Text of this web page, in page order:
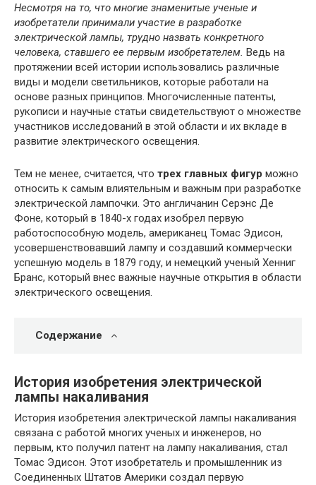
Несмотря на то, что многие знаменитые ученые и
изобретатели принимали участие в разработке
электрической лампы, трудно назвать конкретного
человека, ставшего ее первым изобретателем. Ведь на
протяжении всей истории использовались различные
виды и модели светильников, которые работали на
основе разных принципов. Многочисленные патенты,
рукописи и научные статьи свидетельствуют о множестве
участников исследований в этой области и их вкладе в
развитие электрического освещения.
Тем не менее, считается, что трех главных фигур можно
относить к самым влиятельным и важным при разработке
электрической лампочки. Это англичанин Серэнс Де
Фоне, который в 1840-х годах изобрел первую
работоспособную модель, американец Томас Эдисон,
усовершенствовавший лампу и создавший коммерчески
успешную модель в 1879 году, и немецкий ученый Хенниг
Бранс, который внес важные научные открытия в области
электрического освещения.
Содержание
История изобретения электрической
лампы накаливания
История изобретения электрической лампы накаливания
связана с работой многих ученых и инженеров, но
первым, кто получил патент на лампу накаливания, стал
Томас Эдисон. Этот изобретатель и промышленник из
Соединенных Штатов Америки создал первую